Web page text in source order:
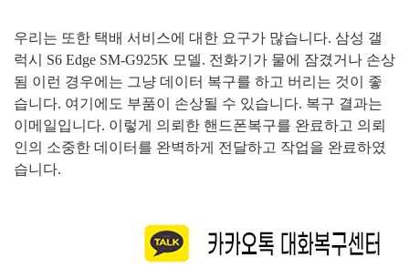
우리는 또한 택배 서비스에 대한 요구가 많습니다. 삼성 갤
럭시 S6 Edge SM-G925K 모델. 전화기가 물에 잠겼거나 손상
됨 이런 경우에는 그냥 데이터 복구를 하고 버리는 것이 좋
습니다. 여기에도 부품이 손상될 수 있습니다. 복구 결과는
이메일입니다. 이렇게 의뢰한 핸드폰복구를 완료하고 의뢰
인의 소중한 데이터를 완벽하게 전달하고 작업을 완료하였
습니다.